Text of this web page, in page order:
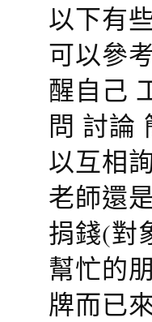
以下有
可以參
醒自己
問 討論
以互相
老師還
捐錢(對
幫忙的
牌而已